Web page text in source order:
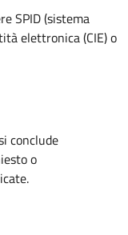
SPID (sistema
elettronica (CIE) o
conclude
o